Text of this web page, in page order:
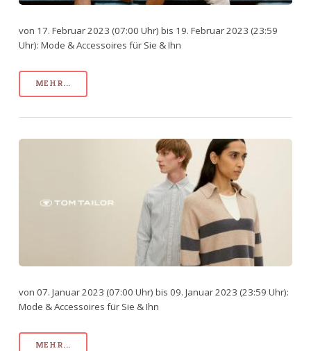
von 17. Februar 2023 (07:00 Uhr) bis 19. Februar 2023 (23:59
Uhr): Mode & Accessoires für Sie & Ihn
MEHR...
von 07. Januar 2023 (07:00 Uhr) bis 09. Januar 2023 (23:59 Uhr):
Mode & Accessoires für Sie & Ihn
MEHR...